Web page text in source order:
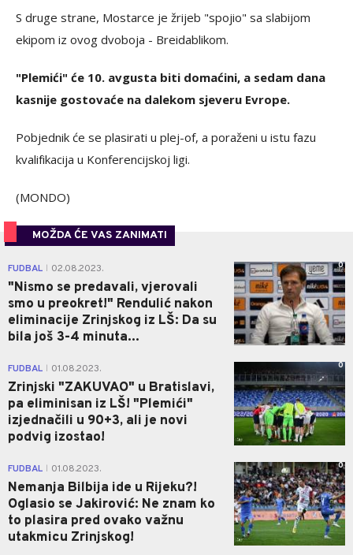
S druge strane, Mostarce je žrijeb "spojio" sa slabijom
ekipom iz ovog dvoboja - Breidablikom.
"Plemići" će 10. avgusta biti domaćini, a sedam dana
kasnije gostovaće na dalekom sjeveru Evrope.
Pobjednik će se plasirati u plej-of, a poraženi u istu fazu
kvalifikacija u Konferencijskoj ligi.
(MONDO)
MOŽDA ĆE VAS ZANIMATI
FUDBAL 02.08.2023.
"Nismo se predavali, vjerovali
smo u preokret!" Rendulić nakon
eliminacije Zrinjskog iz LŠ: Da su
bila još 3-4 minuta...
0
FUDBAL 01.08.2023.
Zrinjski "ZAKUVAO" u Bratislavi,
pa eliminisan iz LŠ! "Plemići"
izjednačili u 90+3, ali je novi
podvig izostao!
0
FUDBAL 01.08.2023.
Nemanja Bilbija ide u Rijeku?!
Oglasio se Jakirović: Ne znam ko
to plasira pred ovako važnu
utakmicu Zrinjskog!
0